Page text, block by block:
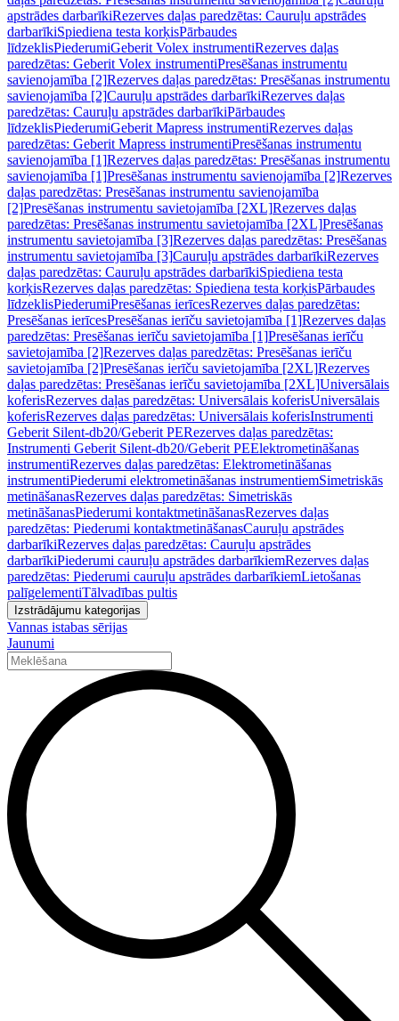
apstrādes darbarīkiRezerves daļas paredzētas: Cauruļu apstrādes
darbarīkiSpiediena testa korķisPārbaudes
līdzeklisPiederumiGeberit Volex instrumentiRezerves daļas
paredzētas: Geberit Volex instrumentiPresēšanas instrumentu
savienojamība [2]Rezerves daļas paredzētas: Presēšanas instrumentu
savienojamība [2]Cauruļu apstrādes darbarīkiRezerves daļas
paredzētas: Cauruļu apstrādes darbarīkiPārbaudes
līdzeklisPiederumiGeberit Mapress instrumentiRezerves daļas
paredzētas: Geberit Mapress instrumentiPresēšanas instrumentu
savienojamība [1]Rezerves daļas paredzētas: Presēšanas instrumentu
savienojamība [1]Presēšanas instrumentu savienojamība [2]Rezerves
daļas paredzētas: Presēšanas instrumentu savienojamība
[2]Presēšanas instrumentu savietojamība [2XL]Rezerves daļas
paredzētas: Presēšanas instrumentu savietojamība [2XL]Presēšanas
instrumentu savietojamība [3]Rezerves daļas paredzētas: Presēšanas
instrumentu savietojamība [3]Cauruļu apstrādes darbarīkiRezerves
daļas paredzētas: Cauruļu apstrādes darbarīkiSpiediena testa
korķisRezerves daļas paredzētas: Spiediena testa korķisPārbaudes
līdzeklisPiederumiPresēšanas ierīcesRezerves daļas paredzētas:
Presēšanas ierīcesPresēšanas ierīču savietojamība [1]Rezerves daļas
paredzētas: Presēšanas ierīču savietojamība [1]Presēšanas ierīču
savietojamība [2]Rezerves daļas paredzētas: Presēšanas ierīču
savietojamība [2]Presēšanas ierīču savietojamība [2XL]Rezerves
daļas paredzētas: Presēšanas ierīču savietojamība [2XL]Universālais
koferisRezerves daļas paredzētas: Universālais koferisUniversālais
koferisRezerves daļas paredzētas: Universālais koferisInstrumenti
Geberit Silent-db20/Geberit PERezerves daļas paredzētas:
Instrumenti Geberit Silent-db20/Geberit PEElektrometināšanas
instrumentiRezerves daļas paredzētas: Elektrometināšanas
instrumentiPiederumi elektrometināšanas instrumentiemSimetriskās
metināšanasRezerves daļas paredzētas: Simetriskās
metināšanasPiederumi kontaktmetināšanasRezerves daļas
paredzētas: Piederumi kontaktmetināšanasCauruļu apstrādes
darbarīkiRezerves daļas paredzētas: Cauruļu apstrādes
darbarīkiPiederumi cauruļu apstrādes darbarīkiemRezerves daļas
paredzētas: Piederumi cauruļu apstrādes darbarīkiemLietošanas
palīgelementiTālvadības pultis
Izstrādājumu kategorijas
Vannas istabas sērijas
Jaunumi